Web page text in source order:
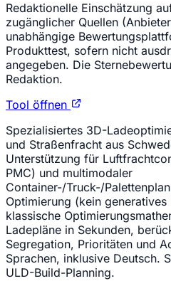
Redaktionelle Einschätzung
zugänglicher Quellen
unabhängige
Produkttest, sofern nicht
angegeben. Die
Redaktion.
Tool öffnen
Spezialisiertes 3D-
und Straßenfracht aus
Unterstützung für
PMC) und multimodaler
Container-/Truck-/
Optimierung (kein
klassische
Ladepläne in Sekunden,
Segregation, Prioritäten und
Sprachen, inklusive Deutsch.
ULD-Build-Planning.